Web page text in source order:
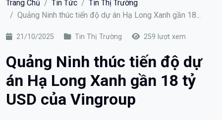
Trang Chủ Tin Tức
Tin Thị Trường
Quảng Ninh thúc tiến độ dự án Hạ Long Xanh gần 18...
21/10/2025 Tin Thị Trường 259 lượt xem
Quảng Ninh thúc tiến độ dự
án Hạ Long Xanh gần 18 tỷ
USD của Vingroup